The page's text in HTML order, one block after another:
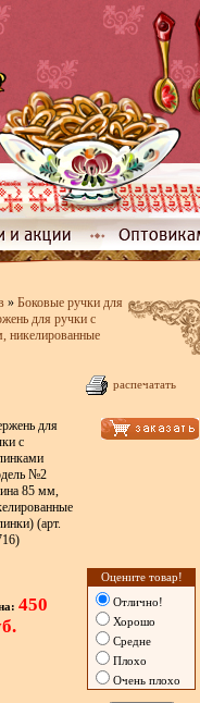
» Боковые ручки для
для ручки с
распечатать
для
с
№2
85 мм,
(арт.
450
Оцените товар!
Отлично!
Хорошо
Средне
Плохо
Очень плохо